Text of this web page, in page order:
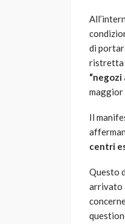
di
ristretta
“negozi
maggior
Il
centri
Questo
arrivato